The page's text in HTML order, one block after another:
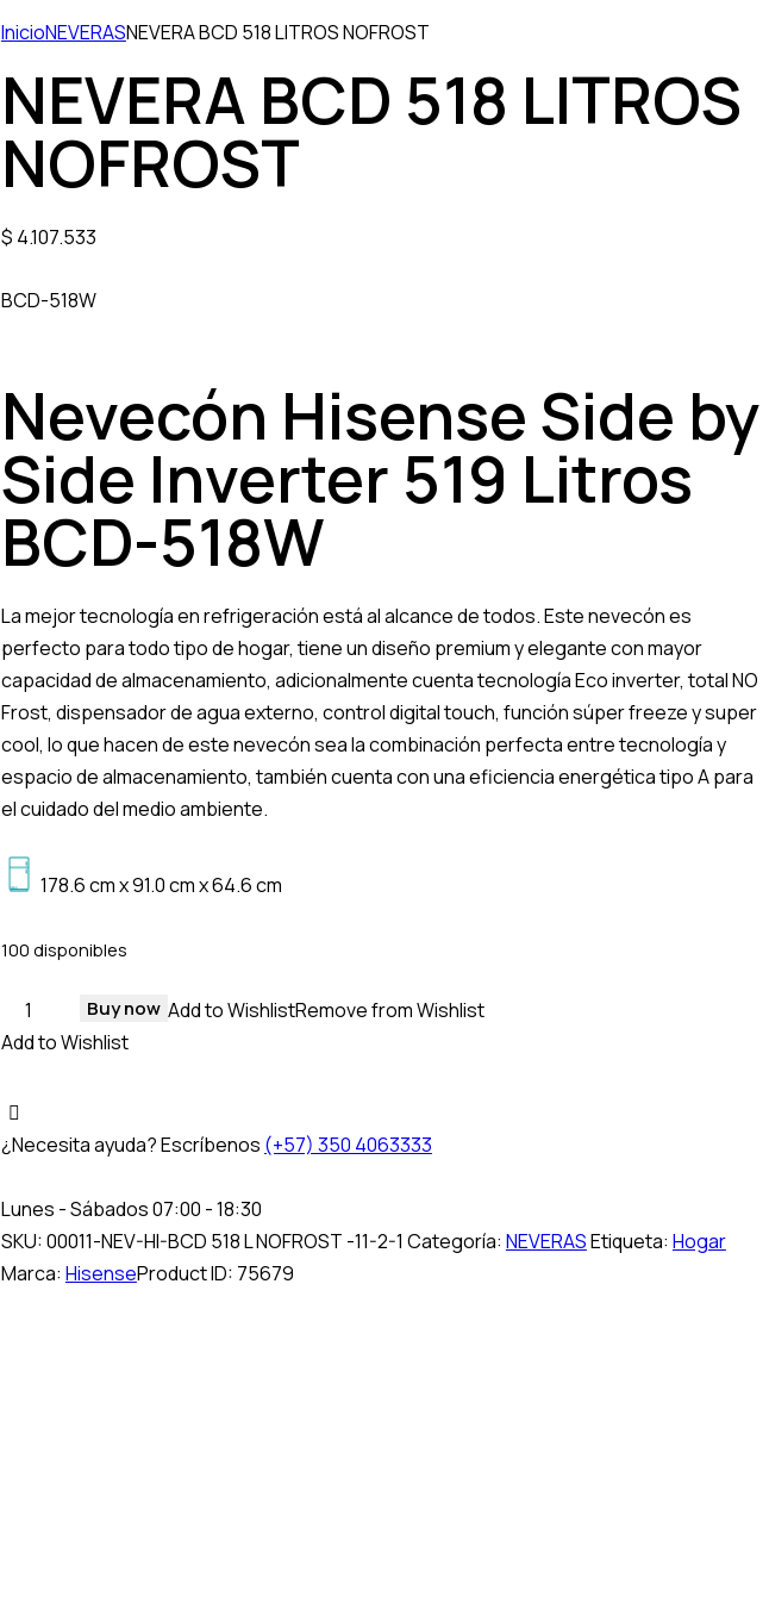
InicioNEVERASNEVERA BCD 518 LITROS NOFROST
NEVERA BCD 518 LITROS
NOFROST
$ 4.107.533
BCD-518W
Nevecón Hisense Side by
Side Inverter 519 Litros
BCD-518W
La mejor tecnología en refrigeración está al alcance de todos. Este nevecón es
perfecto para todo tipo de hogar, tiene un diseño premium y elegante con mayor
capacidad de almacenamiento, adicionalmente cuenta tecnología Eco inverter, total NO
Frost, dispensador de agua externo, control digital touch, función súper freeze y super
cool, lo que hacen de este nevecón sea la combinación perfecta entre tecnología y
espacio de almacenamiento, también cuenta con una eficiencia energética tipo A para
el cuidado del medio ambiente.
178.6 cm x 91.0 cm x 64.6 cm
100 disponibles
NEVERA
BCD
LITROS
NOFROST
Buy now Add to WishlistRemove from Wishlist
Add to Wishlist
¿Necesita ayuda? Escríbenos (+57) 350 4063333
Lunes - Sábados 07:00 - 18:30
SKU:00011-NEV-HI-BCD 518 L NOFROST -11-2-1 Categoría: NEVERASEtiqueta: Hogar
Marca: HisenseProduct ID: 75679